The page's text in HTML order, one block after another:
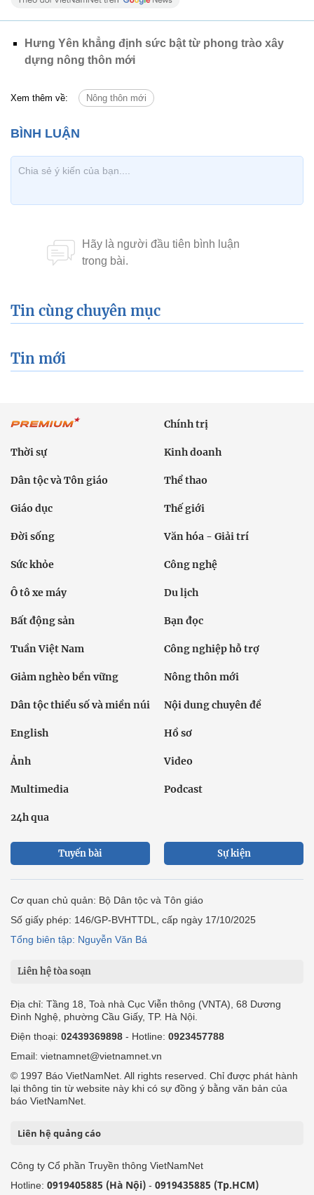
Hưng Yên khẳng định sức bật từ phong trào xây
dựng nông thôn mới
Xem thêm về: Nông thôn mới
Tin cùng chuyên mục
Tin mới
Chính trị
Thời sự Kinh doanh
Dân tộc và Tôn giáo Thể thao
Giáo dục Thế giới
Đời sống Văn hóa - Giải trí
Sức khỏe Công nghệ
Ô tô xe máy Du lịch
Bất động sản Bạn đọc
Tuần Việt Nam Công nghiệp hỗ trợ
Giảm nghèo bền vững Nông thôn mới
Dân tộc thiểu số và miền núi Nội dung chuyên đề
English Hồ sơ
Ảnh Video
Multimedia Podcast
24h qua
Tuyến bài Sự kiện
Cơ quan chủ quản: Bộ Dân tộc và Tôn giáo
Số giấy phép: 146/GP-BVHTTDL, cấp ngày 17/10/2025
Tổng biên tập: Nguyễn Văn Bá
Liên hệ tòa soạn
Địa chỉ: Tầng 18, Toà nhà Cục Viễn thông (VNTA), 68 Dương
Đình Nghệ, phường Cầu Giấy, TP. Hà Nội.
Điện thoại: 02439369898 - Hotline: 0923457788
Email: vietnamnet@vietnamnet.vn
© 1997 Báo VietNamNet. All rights reserved. Chỉ được phát hành
lại thông tin từ website này khi có sự đồng ý bằng văn bản của
báo VietNamNet.
Liên hệ quảng cáo
Công ty Cổ phần Truyền thông VietNamNet
Hotline: 0919405885 (Hà Nội) - 0919435885 (Tp.HCM)